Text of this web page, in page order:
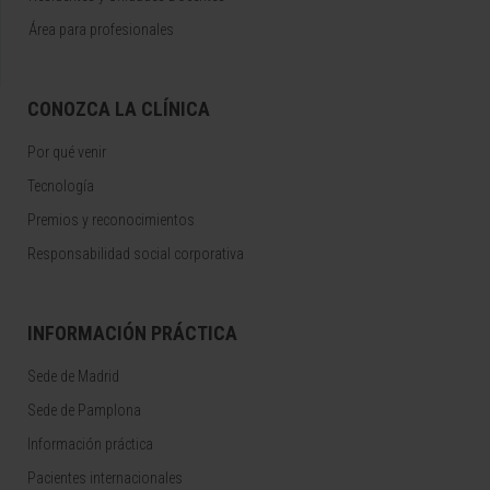
Área para profesionales
CONOZCA LA CLÍNICA
Por qué venir
Tecnología
Premios y reconocimientos
Responsabilidad social corporativa
INFORMACIÓN PRÁCTICA
Sede de Madrid
Sede de Pamplona
Información práctica
Pacientes internacionales